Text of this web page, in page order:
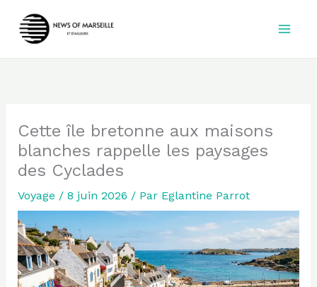
Cette île bretonne aux maisons
blanches rappelle les paysages
des Cyclades
Voyage / 8 juin 2026 / Par Eglantine Parrot